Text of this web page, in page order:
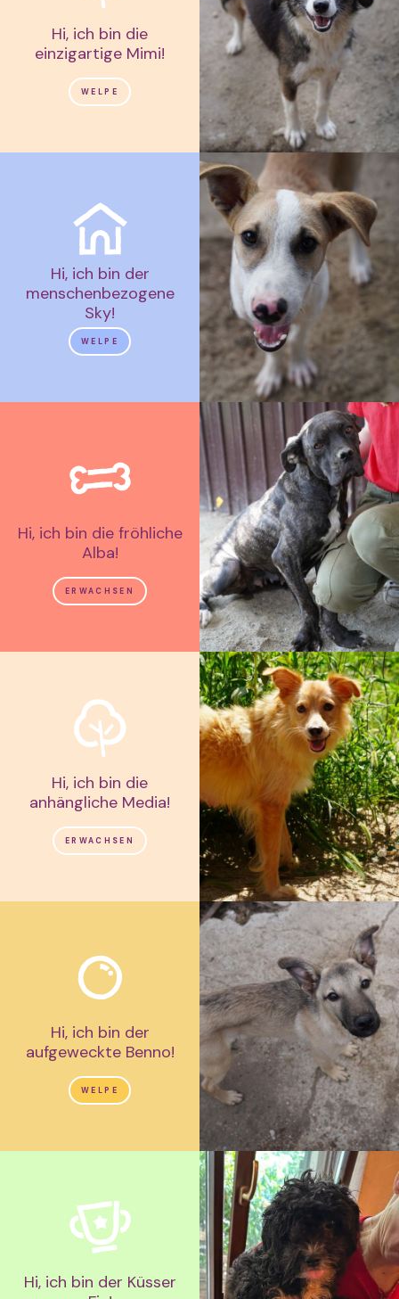
Hi, ich bin die
einzigartige Mimi!
WELPE
Hi, ich bin der
menschenbezogene
Sky!
WELPE
Hi, ich bin die fröhliche
Alba!
ERWACHSEN
Hi, ich bin die
anhängliche Media!
ERWACHSEN
Hi, ich bin der
aufgeweckte Benno!
WELPE
Hi, ich bin der Küsser